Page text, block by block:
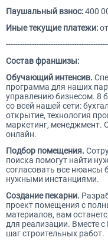
Паушальный взнос:400
Иные текущие платежи:
Состав франшизы:
Обучающий интенсив.
программа для наших
управлению бизнесом. 8
со всей нашей сети:
открытие, технология
маркетинг, менеджмент.
онлайн.
Подбор помещения.
поиска помогут найти
согласовать все нюансы
нужными инстанциями.
Создание пекарни.
проект помещения с
материалов, вам
для реализации. Вместе
шаг строительных работ.